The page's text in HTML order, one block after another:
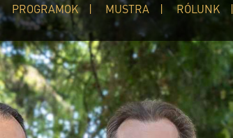
PROGRAMOK MUSTRA RÓLUNK